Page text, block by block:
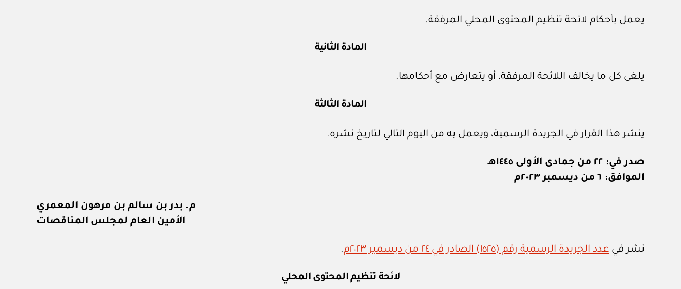
يعمل بأحكام لائحة تنظيم المحتوى المحلي المرفقة.
المادة الثانية
يلغى كل ما يخالف اللائحة المرفقة، أو يتعارض مع أحكامها.
المادة الثالثة
ينشر هذا القرار في الجريدة الرسمية، ويعمل به من اليوم التالي لتاريخ نشره.
صدر في: ٢٢ من جمادى الأولى ١٤٤٥هـ
الموافق: ٦ من ديسمبر ٢٠٢٣م
م. بدر بن سالم بن مرهون المعمري
الأمين العام لمجلس المناقصات
نشر في عدد الجريدة الرسمية رقم (١٥٢٥) الصادر في ٢٤ من ديسمبر ٢٠٢٣م .
لائحة تنظيم المحتوى المحلي